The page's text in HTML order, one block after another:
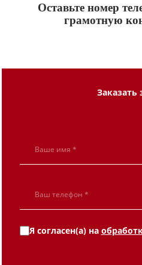
Заказать
Я согласен(а) на
Оставьте номер
грамотную